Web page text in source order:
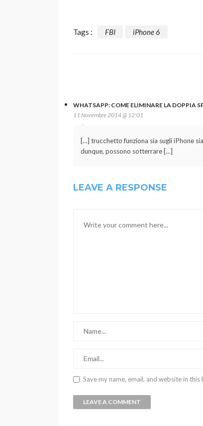
Tags : FBI iPhone 6
WHATSAPP: COME ELIMINARE LA DOPPIA
11 Novembre 2014 @ 12:01
[…] trucchetto funziona sia sugli iPhone
dunque, possono sotterrare […]
LEAVE A RESPONSE
Save my name, email, and website in